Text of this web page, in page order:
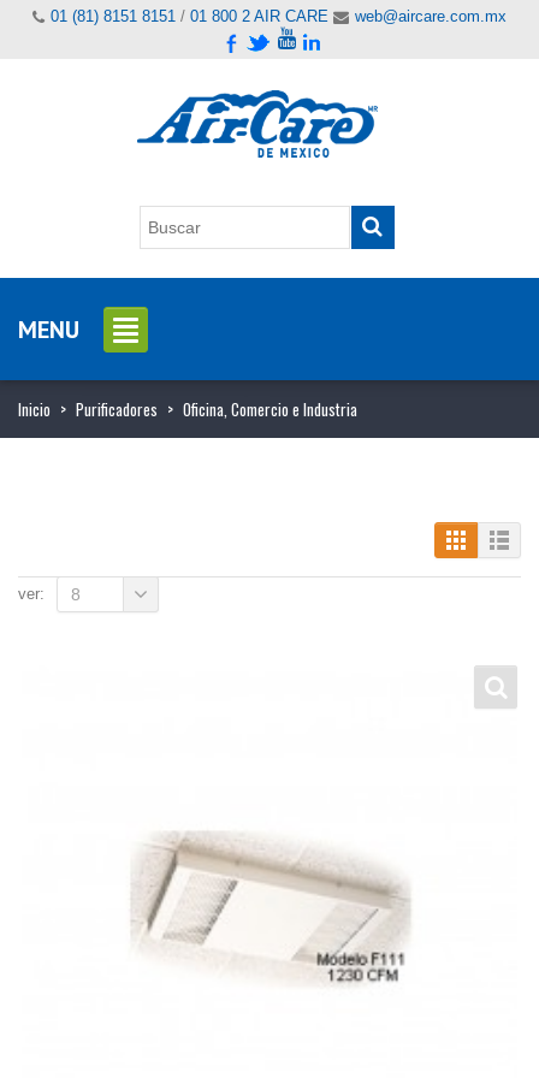
01 (81) 8151 8151 / 01 800 2 AIR CARE web@aircare.com.mx
MENU
Inicio > Purificadores > Oficina, Comercio e Industria
ver: 8